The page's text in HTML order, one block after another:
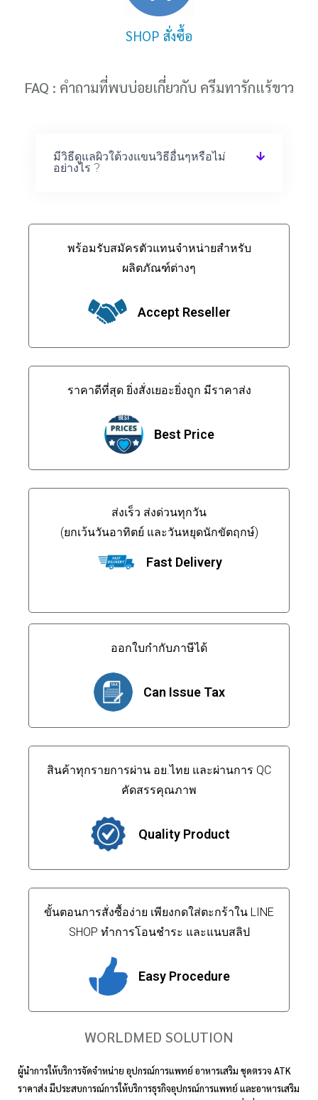
SHOP สั่งซื้อ
FAQ : คำถามที่พบบ่อยเกี่ยวกับ ครีมทารักแร้ขาว
มีวิธีดูแลผิวใต้วงแขนวิธีอื่นๆหรือไม่
อย่างไร ?
พร้อมรับสมัครตัวแทนจำหน่ายสำหรับ
ผลิตภัณฑ์ต่างๆ
Accept Reseller
ราคาดีที่สุด ยิ่งสั่งเยอะยิ่งถูก มีราคาส่ง
Best Price
ส่งเร็ว ส่งด่วนทุกวัน
(ยกเว้นวันอาทิตย์ และวันหยุดนักขัตฤกษ์)
Fast Delivery
ออกใบกำกับภาษีได้
Can Issue Tax
สินค้าทุกรายการผ่าน อย.ไทย และผ่านการ QC
คัดสรรคุณภาพ
Quality Product
ขั้นตอนการสั่งซื้อง่าย เพียงกดใส่ตะกร้าใน LINE
SHOP ทำการโอนชำระ และแนบสลิป
Easy Procedure
WORLDMED SOLUTION
ผู้นำการให้บริการจัดจำหน่าย อุปกรณ์การแพทย์ อาหารเสริม ชุดตรวจ ATK
ราคาส่ง มีประสบการณ์การให้บริการธุรกิจอุปกรณ์การแพทย์ และอาหารเสริม